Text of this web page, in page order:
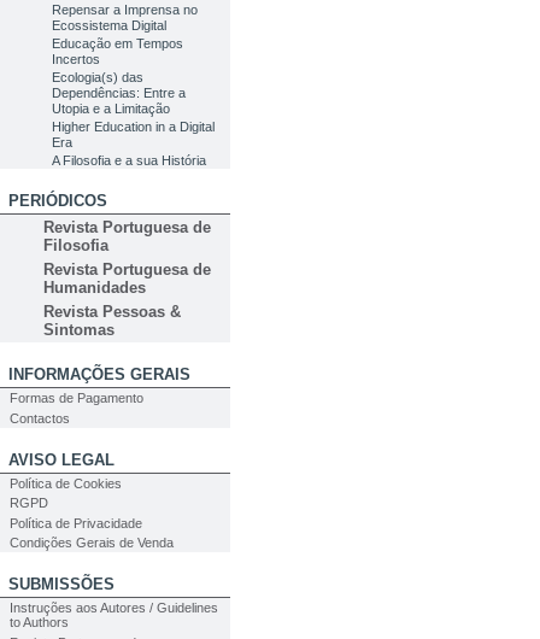
Repensar a Imprensa no
Ecossistema Digital
Educação em Tempos
Incertos
Ecologia(s) das
Dependências: Entre a
Utopia e a Limitação
Higher Education in a Digital
Era
A Filosofia e a sua História
PERIÓDICOS
Revista Portuguesa de
Filosofia
Revista Portuguesa de
Humanidades
Revista Pessoas &
Sintomas
INFORMAÇÕES GERAIS
Formas de Pagamento
Contactos
AVISO LEGAL
Política de Cookies
RGPD
Política de Privacidade
Condições Gerais de Venda
SUBMISSÕES
Instruções aos Autores / Guidelines
to Authors